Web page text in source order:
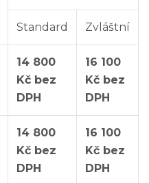
Standard Zvláštní
14 800
Kč bez
DPH
16 100
Kč bez
DPH
14 800
Kč bez
DPH
16 100
Kč bez
DPH